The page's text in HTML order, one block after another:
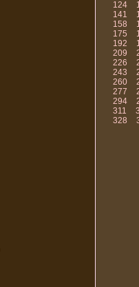
124
141
158
175
192
209
226
243
260
277
294
311
328